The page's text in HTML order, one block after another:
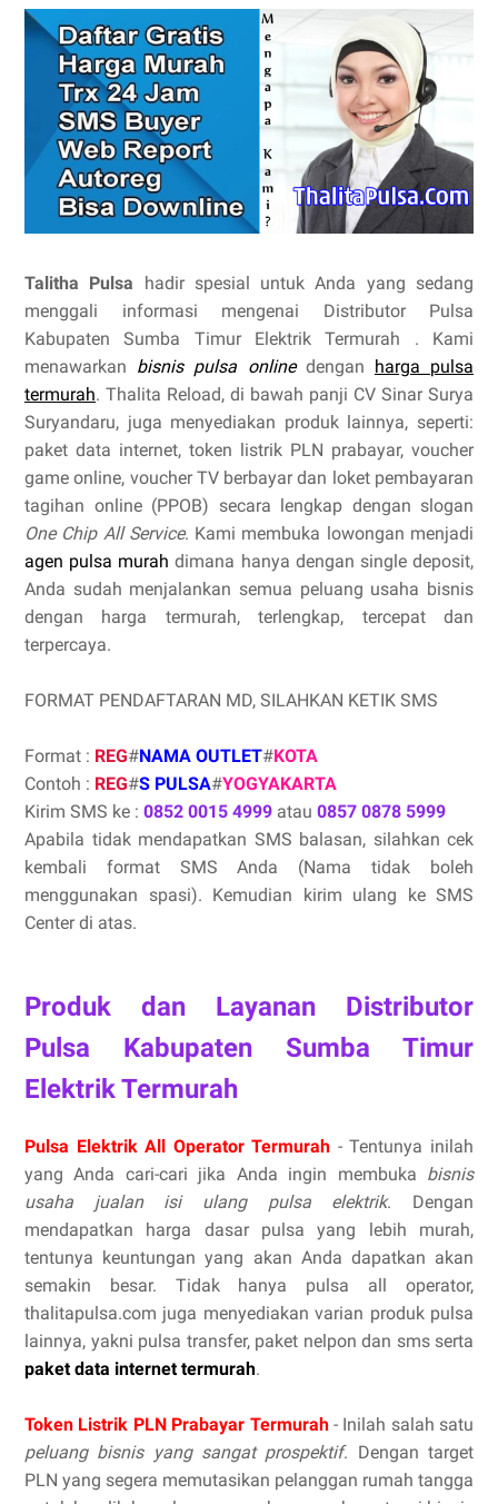
Talitha Pulsa hadir spesial untuk Anda yang sedang
menggali informasi mengenai Distributor Pulsa
Kabupaten Sumba Timur Elektrik Termurah . Kami
menawarkan bisnis pulsa onlinedengan harga pulsa
termurah. Thalita Reload, di bawah panji CV Sinar Surya
Suryandaru, juga menyediakan produk lainnya, seperti:
paket data internet, token listrik PLN prabayar, voucher
game online, voucher TV berbayar dan loket pembayaran
tagihan online (PPOB) secara lengkap dengan slogan
One Chip All Service. Kami membuka lowongan menjadi
agen pulsa murah dimana hanya dengan single deposit,
Anda sudah menjalankan semua peluang usaha bisnis
dengan harga termurah, terlengkap, tercepat dan
terpercaya.
FORMAT PENDAFTARAN MD, SILAHKAN KETIK SMS
Format : REG#NAMA OUTLET#KOTA
Contoh : REG#S PULSA#YOGYAKARTA
Kirim SMS ke : 0852 0015 4999 atau 0857 0878 5999
Apabila tidak mendapatkan SMS balasan, silahkan cek
kembali format SMS Anda (Nama tidak boleh
menggunakan spasi). Kemudian kirim ulang ke SMS
Center di atas.
Produk dan Layanan Distributor
Pulsa Kabupaten Sumba Timur
Elektrik Termurah
Pulsa Elektrik All Operator Termurah - Tentunya inilah
yang Anda cari-cari jika Anda ingin membuka bisnis
usaha jualan isi ulang pulsa elektrik. Dengan
mendapatkan harga dasar pulsa yang lebih murah,
tentunya keuntungan yang akan Anda dapatkan akan
semakin besar. Tidak hanya pulsa all operator,
thalitapulsa.com juga menyediakan varian produk pulsa
lainnya, yakni pulsa transfer, paket nelpon dan sms serta
paket data internet termurah.
Token Listrik PLN Prabayar Termurah- Inilah salah satu
peluang bisnis yang sangat prospektif. Dengan target
PLN yang segera memutasikan pelanggan rumah tangga